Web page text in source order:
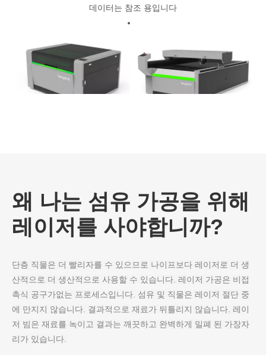
CO2 레이저 절단기의 기능
데이터는 참조 용입니다
왜 나는 섬유 가공을 위해
레이저를 사야합니까?
단층 직물은 더 빨리자를 수 있으므로 나이프보다 레이저로 더 생
산적으로 더 생산적으로 사용할 수 있습니다. 레이저 가공은 비접
촉식 공구가없는 프로세스입니다. 섬유 및 직물은 레이저 절단 중
에 만지지 않습니다. 결과적으로 재료가 뒤틀리지 않습니다. 레이
저 빔은 재료를 녹이고 결과는 깨끗하고 완벽하게 밀폐 된 가장자
리가 있습니다.